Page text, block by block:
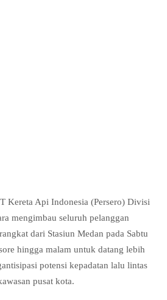
Kereta Api Indonesia (Persero) Divisi
mengimbau seluruh pelanggan
dari Stasiun Medan pada Sabtu
hingga malam untuk datang lebih
potensi kepadatan lalu lintas
pusat kota.